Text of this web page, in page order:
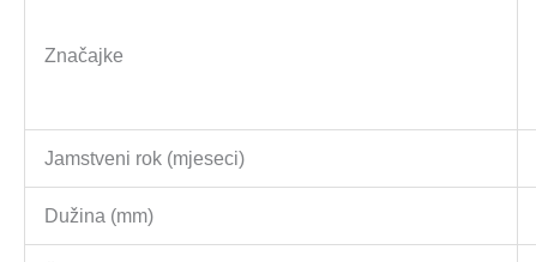
Značajke
Jamstveni rok (mjeseci)
Dužina (mm)